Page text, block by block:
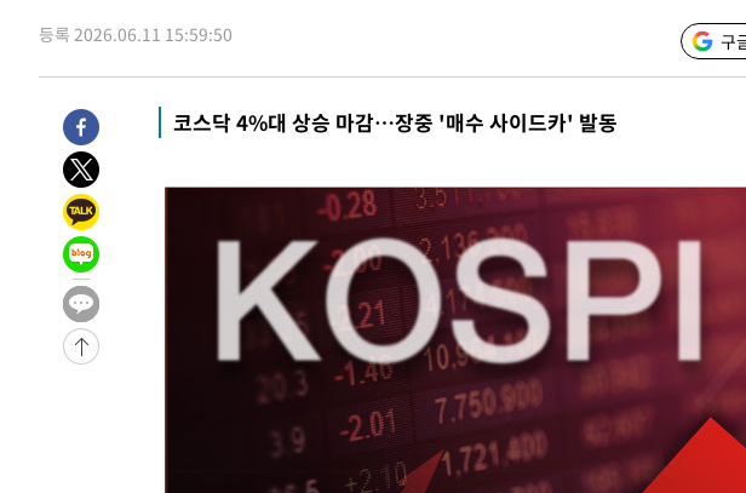
-11048초 전 >[속보]코스닥, 5.95포인트(0.74%) 상승한 807.62개장
-11016초 전 >[속보]코스피, 6300선 재탈환…1.09% 오른 6365.07 개장
-8181초 전 >
시리아 다마스쿠스 교외에서 미니버스 폭발.. 14명 부상, 3명은 중태
-7479초 전 >
입추에도 극한더위…서울 낮 39도 '폭염중대경보'
-2443초 전 >
례 큰 폭발음
-31518초 전 >
[속보]종합특검, '계엄 수용공간 확보' 신용해 前교정본부장 기소
-30391초 전 >
외신들도 주목한 韓축구 파문…"국민적 공분에 수사 재개"
-30362초 전 >
11시간 압수수색에 성접대 파문까지…'쑥대밭' 된 축구협회
-29384초 전 >
[속보]규제합리화위원회 부위원장에 김태유 서울대 공대 교수…이
병태 후임
-25742초 전 >
[속보]국힘 윤리위, '돌려차기 발언' 진종오·서범수 징계 절차 개시
[속보] 7월 중국 수출 23.9%↑ 수입 27.5%↑…무역총액
[속보]'채상병 순직 책임' 임성근, 항소심도 징역 3년
[속보]종합특검, '관저이전 봐주기 감사' 유병호 구속기소
민주 콩고 에볼라환자 4천명 돌파, 4053명 발생 1850명 사망
등록 2026.06.11 15:59:50 구
코스닥 4%대 상승 마감…장중 '매수 사이드카' 발동